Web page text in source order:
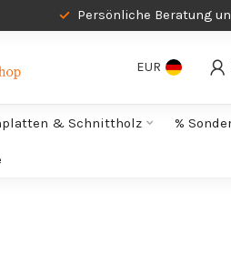
Persönliche Beratung
EUR
& Schnittholz %